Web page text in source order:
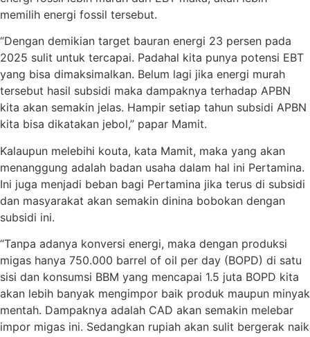
memilih energi fossil tersebut.
“Dengan demikian target bauran energi 23 persen pada
2025 sulit untuk tercapai. Padahal kita punya potensi EBT
yang bisa dimaksimalkan. Belum lagi jika energi murah
tersebut hasil subsidi maka dampaknya terhadap APBN
kita akan semakin jelas. Hampir setiap tahun subsidi APBN
kita bisa dikatakan jebol,” papar Mamit.
Kalaupun melebihi kouta, kata Mamit, maka yang akan
menanggung adalah badan usaha dalam hal ini Pertamina.
Ini juga menjadi beban bagi Pertamina jika terus di subsidi
dan masyarakat akan semakin dinina bobokan dengan
subsidi ini.
“Tanpa adanya konversi energi, maka dengan produksi
migas hanya 750.000 barrel of oil per day (BOPD) di satu
sisi dan konsumsi BBM yang mencapai 1.5 juta BOPD kita
akan lebih banyak mengimpor baik produk maupun minyak
mentah. Dampaknya adalah CAD akan semakin melebar
impor migas ini. Sedangkan rupiah akan sulit bergerak naik